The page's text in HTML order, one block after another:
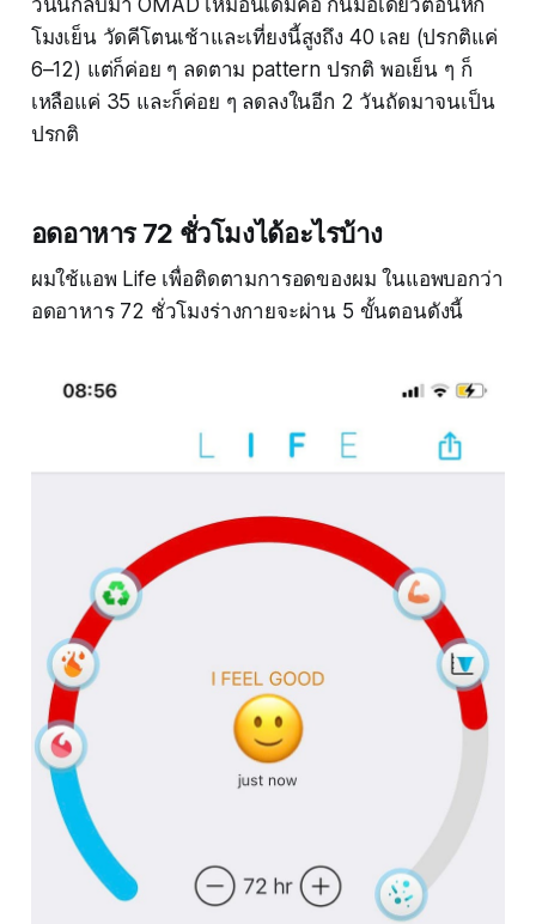
วันนี้กลับมา OMAD เหมือนเดิมคือ กินมื้อเดียวตอนหก
โมงเย็น วัดคีโตนเช้าและเที่ยงนี้สูงถึง 40 เลย (ปรกติแค่
6–12) แต่ก็ค่อย ๆ ลดตาม pattern ปรกติ พอเย็น ๆ ก็
เหลือแค่ 35 และก็ค่อย ๆ ลดลงในอีก 2 วันถัดมาจนเป็น
ปรกติ
อดอาหาร 72 ชั่วโมงได้อะไรบ้าง
ผมใช้แอพ Life เพื่อติดตามการอดของผม ในแอพบอกว่า
อดอาหาร 72 ชั่วโมงร่างกายจะผ่าน 5 ขั้นตอนดังนี้